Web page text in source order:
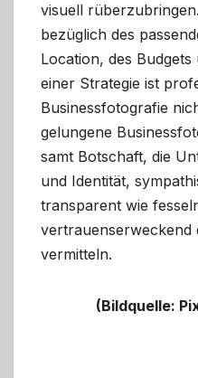
visuell
bezüglich des
Location, des
einer Strategie ist
Businessfotografie
gelungene
samt Botschaft, die
und Identität,
transparent wie
vertrauenserweckend
vermitteln.
(Bildquelle: